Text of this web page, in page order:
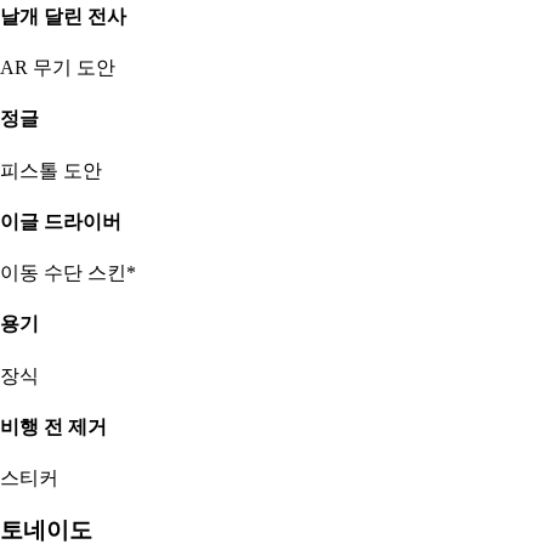
날개 달린 전사
AR 무기 도안
정글
피스톨 도안
이글 드라이버
이동 수단 스킨*
용기
장식
비행 전 제거
스티커
토네이도